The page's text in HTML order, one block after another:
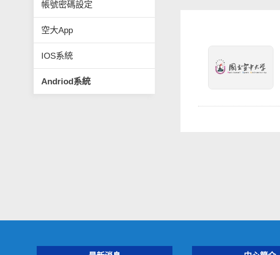
帳號密碼設定
空大App
IOS系統
Andriod系統